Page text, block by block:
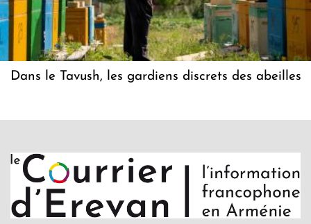
Dans le Tavush, les gardiens discrets des abeilles